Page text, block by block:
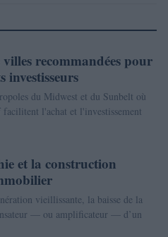
recommandées pour
investisseurs
du Midwest et du Sunbelt où
l'achat et l'investissement
et la construction
vieillissante, la baisse de la
— ou amplificateur — d’un